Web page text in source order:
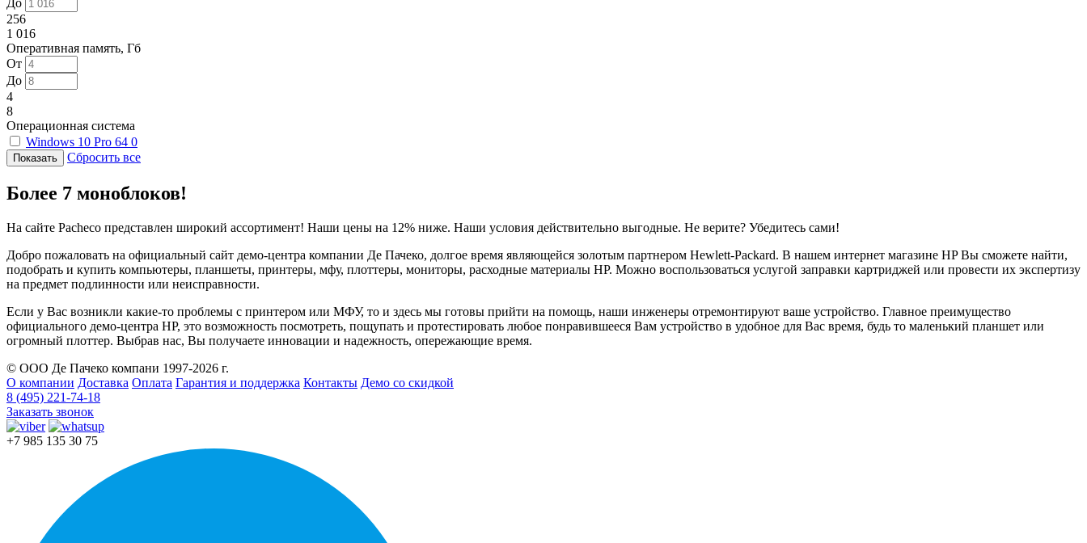
256
1 016
Оперативная память, Гб
От
До
4
8
Операционная система
Windows 10 Pro 64 0
Сбросить все
Более 7 моноблоков!
На сайте Pacheco представлен широкий ассортимент! Наши цены на 12% ниже. Наши условия действительно выгодные. Не верите? Убедитесь сами!
Добро пожаловать на официальный сайт демо-центра компании Де Пачеко, долгое время являющейся золотым партнером Hewlett-Packard. В нашем интернет магазине HP Вы сможете найти,
подобрать и купить компьютеры, планшеты, принтеры, мфу, плоттеры, мониторы, расходные материалы HP. Можно воспользоваться услугой заправки картриджей или провести их экспертизу
на предмет подлинности или неисправности.
Если у Вас возникли какие-то проблемы с принтером или МФУ, то и здесь мы готовы прийти на помощь, наши инженеры отремонтируют ваше устройство. Главное преимущество
официального демо-центра HP, это возможность посмотреть, пощупать и протестировать любое понравившееся Вам устройство в удобное для Вас время, будь то маленький планшет или
огромный плоттер. Выбрав нас, Вы получаете инновации и надежность, опережающие время.
© ООО Де Пачеко компани 1997-2026 г.
О компании Доставка Оплата Гарантия и поддержка Контакты Демо со скидкой
8 (495) 221-74-18
Заказать звонок
+7 985 135 30 75